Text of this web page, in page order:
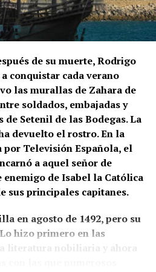
talento de Tiziano, le confió
,una serie de cuadros
sensualidad y
una obra que impactó
fueLa Anunciaciónde
la iluminación etérea y la
convirtieron en una
los pintores de su tiempo. Es
la figura deVasco Pereira
entre diez días y tres
enlazan varias
en Francia durante más
depende de la
de las temperaturas.
francés es de 12,02 euros
las ofertas actuales
Travail ofrecen entre 12,31 y
de la finca y del
de entre 1.900 y 2.337
que pueden aproximarse a
de su muerte, Rodrigo
conquistar cada verano
las murallas de Zahara de
soldados, embajadas y
de Setenil de las Bodegas. La
devuelto el rostro. En la
por Televisión Española, el
a aquel señor de
enemigo de Isabel la Católica
sus principales capitanes.
en agosto de 1492, pero su
hizo primero en las
literatura nobiliaria y ahora